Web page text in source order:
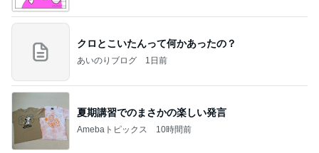
クロとこいたんって何かあったの？
あいのりブログ 1日前
夏期講習でのまさかの楽しい発言
Amebaトピックス 10時間前